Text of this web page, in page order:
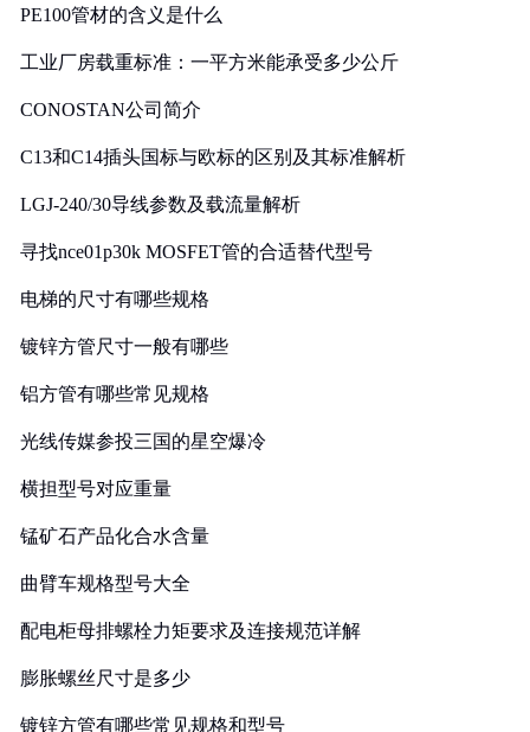
PE100管材的含义是什么
工业厂房载重标准：一平方米能承受多少公斤
CONOSTAN公司简介
C13和C14插头国标与欧标的区别及其标准解析
LGJ-240/30导线参数及载流量解析
寻找nce01p30k MOSFET管的合适替代型号
电梯的尺寸有哪些规格
镀锌方管尺寸一般有哪些
铝方管有哪些常见规格
光线传媒参投三国的星空爆冷
横担型号对应重量
锰矿石产品化合水含量
曲臂车规格型号大全
配电柜母排螺栓力矩要求及连接规范详解
膨胀螺丝尺寸是多少
镀锌方管有哪些常见规格和型号